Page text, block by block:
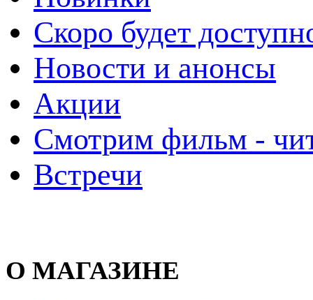
Скоро будет
Новости и анонсы
Акции
Смотрим фильм -
Встречи
О МАГАЗИНЕ